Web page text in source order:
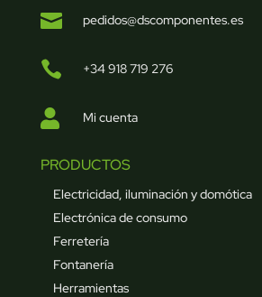
 pedidos@dscomponentes.es
 +34 918 719 276
 Mi cuenta
PRODUCTOS
Electricidad, iluminación y domótica
Electrónica de consumo
Ferretería
Fontanería
Herramientas